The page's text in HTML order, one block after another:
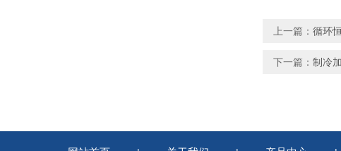
上一篇： 循环
下一篇： 制冷